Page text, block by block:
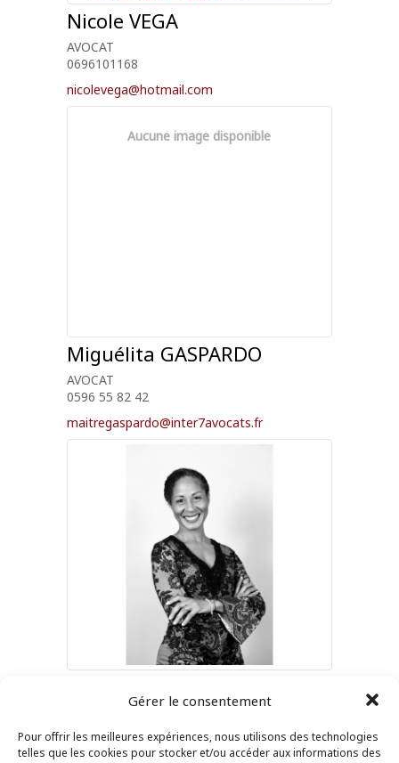
Gérer le consentement
Pour offrir les meilleures expériences, nous utilisons des technologies
telles que les cookies pour stocker et/ou accéder aux informations des
NicoleVEGA
AVOCAT
0696101168
nicolevega@hotmail.com
Aucune image disponible
Miguélita GASPARDO
AVOCAT
0596 55 82 42
maitregaspardo@inter7avocats.fr
0596 39 05 54
nathalie@lenoavocat3c.fr